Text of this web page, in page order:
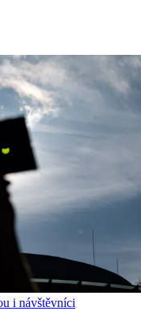
i návštěvníci